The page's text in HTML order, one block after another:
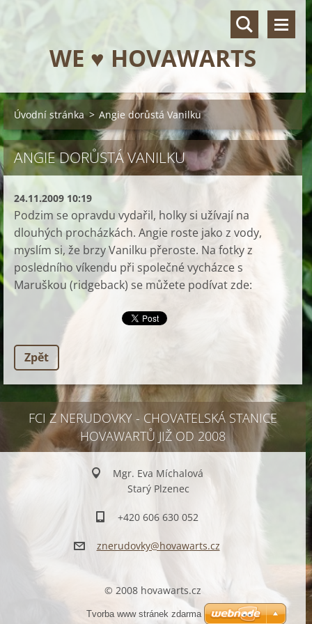
WE ♥ HOVAWARTS
Úvodní stránka > Angie dorůstá Vanilku
ANGIE DORŮSTÁ VANILKU
24.11.2009 10:19
Podzim se opravdu vydařil, holky si užívají na
dlouhých procházkách. Angie roste jako z vody,
myslím si, že brzy Vanilku přeroste. Na fotky z
posledního víkendu při společné vycházce s
Maruškou (ridgeback) se můžete podívat zde:
Zpět
FCI Z NERUDOVKY - CHOVATELSKÁ STANICE
HOVAWARTŮ JIŽ OD 2008
Mgr. Eva Míchalová
Starý Plzenec
+420 606 630 052
znerudovky@hovawarts.cz
© 2008 hovawarts.cz
Tvorba www stránek zdarma